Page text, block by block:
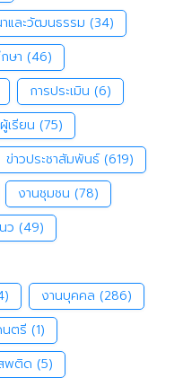
และวัฒนธรรม (34)
ษา (46)
การประเมิน (6)
รียน (75)
ข่าวประชาสัมพันธ์ (619)
งานชุมชน (78)
ว (49)
งานบุคคล (286)
นตรี (1)
พติด (5)